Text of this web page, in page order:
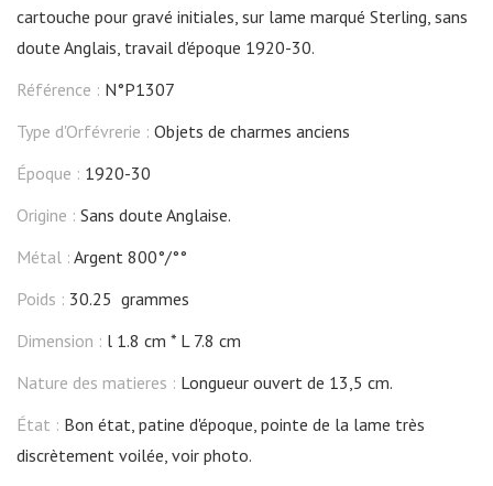
cartouche pour gravé initiales, sur lame marqué Sterling, sans
doute Anglais, travail d'époque 1920-30.
Référence : N°P1307
Type d'Orfévrerie : Objets de charmes anciens
Époque : 1920-30
Origine : Sans doute Anglaise.
Métal : Argent 800°/°°
Poids : 30.25 grammes
Dimension : l 1.8 cm
L 7.8 cm
Nature des matieres : Longueur ouvert de 13,5 cm.
État : Bon état, patine d'époque, pointe de la lame très
discrètement voilée, voir photo.